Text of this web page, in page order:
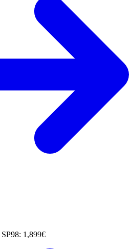
SP98: 1,899€